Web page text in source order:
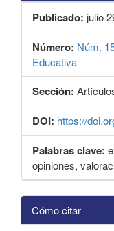
Publicado: julio
Número: Núm.
Educativa
Sección:
DOI: https://
Palabras clave:
opiniones,
Detalles
del
artículo
Cómo citar